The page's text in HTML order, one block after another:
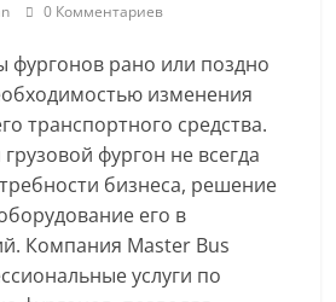
0 Комментариев
фургонов рано или поздно
изменения
транспортного средства.
фургон не всегда
бизнеса, решение
его в
Компания Master Bus
услуги по